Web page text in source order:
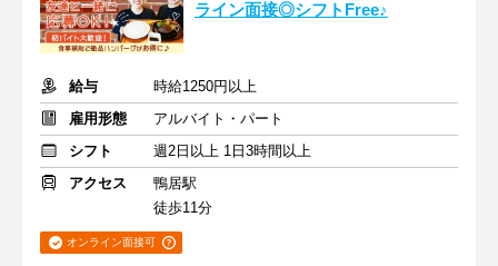
ライン面接◎シフトFree♪
給与
時給1250円以上
雇用形態
アルバイト・パート
シフト
週2日以上 1日3時間以上
アクセス
鴨居駅
徒歩11分
オンライン面接可